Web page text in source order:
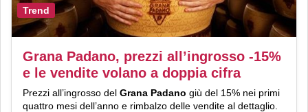
Trend
Grana Padano, prezzi all’ingrosso -15%
e le vendite volano a doppia cifra
Prezzi all’ingrosso del Grana Padano giù del 15% nei primi
quattro mesi dell’anno e rimbalzo delle vendite al dettaglio.